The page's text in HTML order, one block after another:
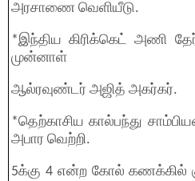
அரசாணை வெளியீடு.
*இந்திய கிரிக்கெட் அணி
முன்னாள்
ஆல்ரவுண்டர் அஜித் அகர்கர்.
*தெற்காசிய கால்பந்து
அபார வெற்றி.
5க்கு 4 என்ற கோல்